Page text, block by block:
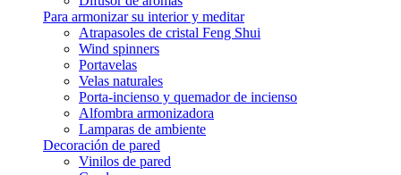
Triskel 2
Yin Yang 1
13
Para armonizar su interior y meditar
Atrapasoles de cristal Feng Shui
Wind spinners
Portavelas
Velas naturales
Porta-incienso y quemador de incienso
Alfombra armonizadora
Lamparas de ambiente
Decoración de pared
Vinilos de pared